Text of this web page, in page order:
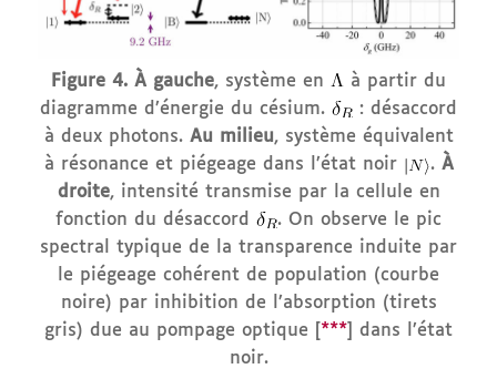
Figure 4. À gauche, système en
à partir du
diagramme d’énergie du césium.
: désaccord
à deux photons. Au milieu, système équivalent
à résonance et piégeage dans l’état noir
.À
droite, intensité transmise par la cellule en
fonction du désaccord
. On observe le pic
spectral typique de la transparence induite par
le piégeage cohérent de population (courbe
noire) par inhibition de l’absorption (tirets
gris) due au pompage optique [ *** ] dans l’état
noir.